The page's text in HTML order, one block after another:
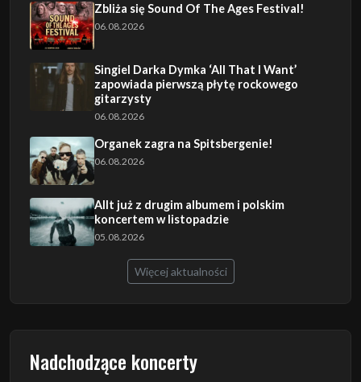
Zbliża się Sound Of The Ages Festival!
06.08.2026
Singiel Darka Dymka ‘All That I Want’
zapowiada pierwszą płytę rockowego
gitarzysty
06.08.2026
Organek zagra na Spitsbergenie!
06.08.2026
Allt już z drugim albumem i polskim
koncertem w listopadzie
05.08.2026
Więcej aktualności
Nadchodzące koncerty